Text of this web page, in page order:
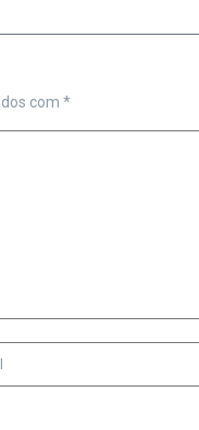
com *